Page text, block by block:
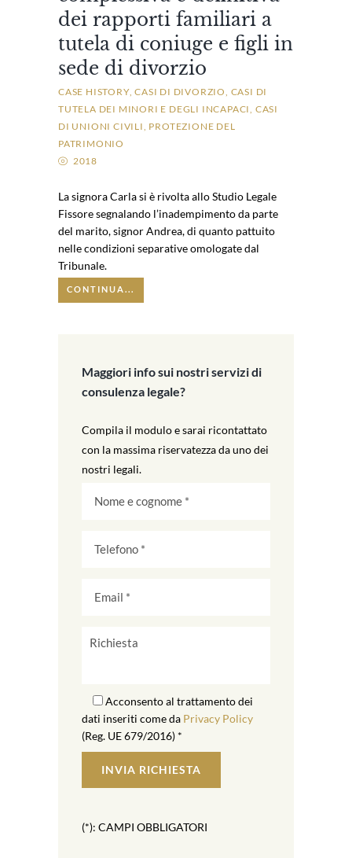
dei rapporti familiari a
tutela di coniuge e figli in
sede di divorzio
CASE HISTORY CASI DI DIVORZIO CASI DI
TUTELA DEI MINORI E DEGLI INCAPACI CASI
DI UNIONI CIVILI PROTEZIONE DEL
PATRIMONIO
2018
La signora Carla si è rivolta allo Studio Legale
Fissore segnalando l’inadempimento da parte
del marito, signor Andrea, di quanto pattuito
nelle condizioni separative omologate dal
Tribunale.
CONTINUA...
Maggiori info sui nostri servizi di
consulenza legale?
Compila il modulo e sarai ricontattato
con la massima riservatezza da uno dei
nostri legali.
Acconsento al trattamento dei
dati inseriti come da Privacy Policy
(Reg. UE 679/2016) *
(*): CAMPI OBBLIGATORI